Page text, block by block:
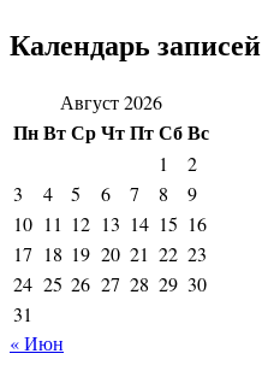
Календарь записей
Август 2026
ПнВтСрЧтПтСбВс
1
2
3
4 5 6 7 8
9
10 11 12 13 14 15 16
17 18 19 20 21 22 23
24 25 26 27 28 29 30
31
« Июн